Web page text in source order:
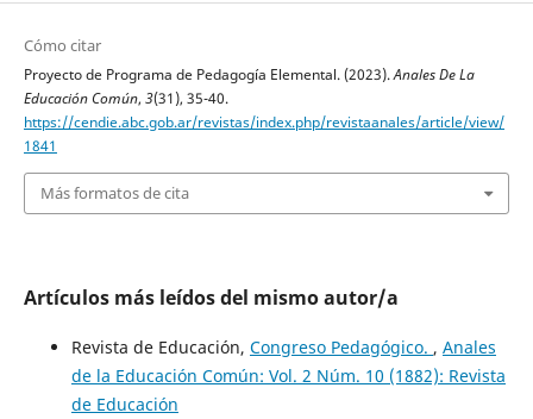
Cómo citar
Proyecto de Programa de Pedagogía Elemental. (2023).Anales De La
Educación Común, 3(31), 35-40.
https://cendie.abc.gob.ar/revistas/index.php/revistaanales/article/view/
1841
Más formatos de cita
Artículos más leídos del mismo autor/a
Revista de Educación, Congreso Pedagógico. , Anales
de la Educación Común: Vol. 2 Núm. 10 (1882): Revista
de Educación